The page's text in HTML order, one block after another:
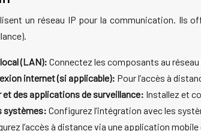
un réseau IP pour la communication. Ils
(LAN): Connectez les composants au
internet (si applicable): Pour l’accès à
des applications de surveillance: Installez et
systèmes: Configurez l’intégration avec les
l’accès à distance via une application